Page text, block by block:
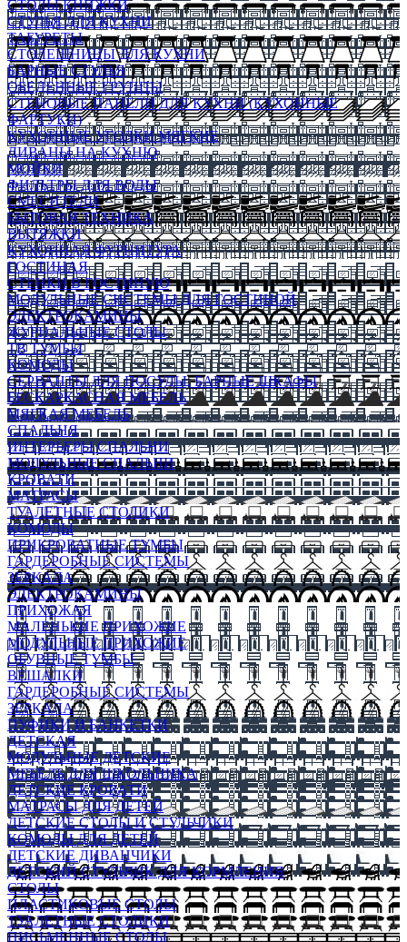
СТОЛЫ КНИЖКИ
СТУЛЬЯ ДЛЯ КУХНИ
ТАБУРЕТЫ
СТОЛЕШНИЦЫ ДЛЯ КУХНИ
БАРНЫЕ СТУЛЬЯ
ОБЕДЕННЫЕ ГРУППЫ
СТЕНОВЫЕ ПАНЕЛИ ДЛЯ КУХНИ (КУХОННЫЕ
ФАРТУКИ)
КУХОННЫЕ УГОЛКИ МЯГКИЕ
ДИВАНЫ НА КУХНЮ
МОЙКИ
ФИЛЬТРЫ ДЛЯ ВОДЫ
СМЕСИТЕЛИ
БЫТОВАЯ ТЕХНИКА
ВЫТЯЖКИ
КУХОННАЯ ФУРНИТУРА
ГОСТИНАЯ
СТЕНКИ В ГОСТИНУЮ
МОДУЛЬНЫЕ СИСТЕМЫ ДЛЯ ГОСТИНОЙ
ЭЛЕКТРОКАМИНЫ
ЖУРНАЛЬНЫЕ СТОЛЫ
ТВ ТУМБЫ
КОМОДЫ
СЕРВАНТЫ ДЛЯ ПОСУДЫ, БАРНЫЕ ШКАФЫ
БЕСКАРКАСНАЯ МЕБЕЛЬ
МЯГКАЯ МЕБЕЛЬ
СПАЛЬНЯ
ИНТЕРЬЕРЫ СПАЛЬНИ
МОДУЛЬНЫЕ СПАЛЬНИ
КРОВАТИ
МАТРАСЫ
ТУАЛЕТНЫЕ СТОЛИКИ
КОМОДЫ
ПРИКРОВАТНЫЕ ТУМБЫ
ГАРДЕРОБНЫЕ СИСТЕМЫ
ЗЕРКАЛА
ЭЛЕКТРОКАМИНЫ
ПРИХОЖАЯ
МАЛЕНЬКИЕ ПРИХОЖИЕ
МОДУЛЬНЫЕ ПРИХОЖИЕ
ОБУВНЫЕ ТУМБЫ
ВЕШАЛКИ
ГАРДЕРОБНЫЕ СИСТЕМЫ
ЗЕРКАЛА
ПУФИКИ И БАНКЕТКИ
ДЕТСКАЯ
МОДУЛЬНЫЕ ДЕТСКИЕ
МЕБЕЛЬ ДЛЯ ШКОЛЬНИКА
ДЕТСКИЕ КРОВАТИ
МАТРАСЫ ДЛЯ ДЕТЕЙ
ДЕТСКИЕ СТОЛЫ И СТУЛЬЧИКИ
КОМОДЫ ДЛЯ ДЕТЕЙ
ДЕТСКИЕ ДИВАНЧИКИ
ДЕТСКИЙ СТУЛЬЧИК ДЛЯ КОРМЛЕНИЯ
СТОЛЫ
ПЛАСТИКОВЫЕ СТОЛЫ
ТУАЛЕТНЫЕ СТОЛИКИ
ПИСЬМЕННЫЕ СТОЛЫ